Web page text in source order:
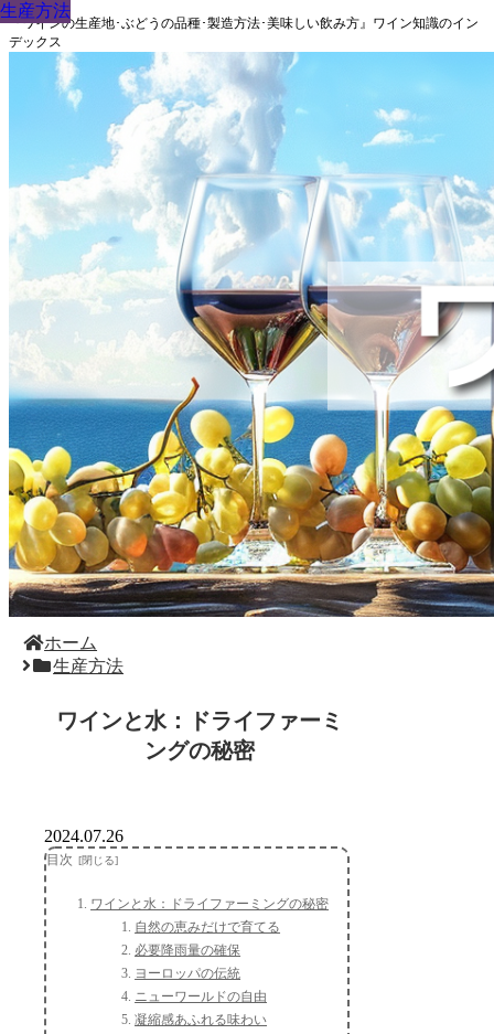
『ワインの生産地･ぶどうの品種･製造方法･美味しい飲み方』ワイン知識のイン
デックス
ホーム
生産方法
ワインと水：ドライファーミ
ングの秘密
生産方法
2024.07.26
目次
ワインと水：ドライファーミングの秘密
自然の恵みだけで育てる
必要降雨量の確保
ヨーロッパの伝統
ニューワールドの自由
凝縮感あふれる味わい
生産方法
生産方法
生産方法
生産方法
生産方法
生産方法
生産方法
生産方法